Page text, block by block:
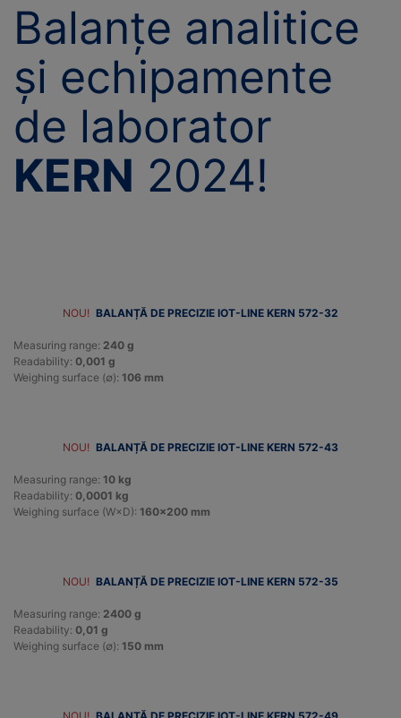
Balanțe analitice
și echipamente
de laborator
KERN 2024!
NOU! BALANȚĂ DE PRECIZIE IOT-LINE KERN 572-32
Measuring range: 240 g
Readability: 0,001 g
Weighing surface (∅): 106 mm
NOU! BALANȚĂ DE PRECIZIE IOT-LINE KERN 572-43
Measuring range: 10 kg
Readability: 0,0001 kg
Weighing surface (W×D): 160×200 mm
NOU! BALANȚĂ DE PRECIZIE IOT-LINE KERN 572-35
Measuring range: 2400 g
Readability: 0,01 g
Weighing surface (∅): 150 mm